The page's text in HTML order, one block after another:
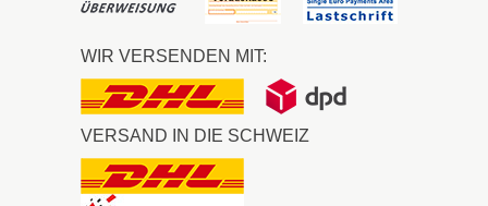
WIR VERSENDEN MIT:
VERSAND IN DIE SCHWEIZ